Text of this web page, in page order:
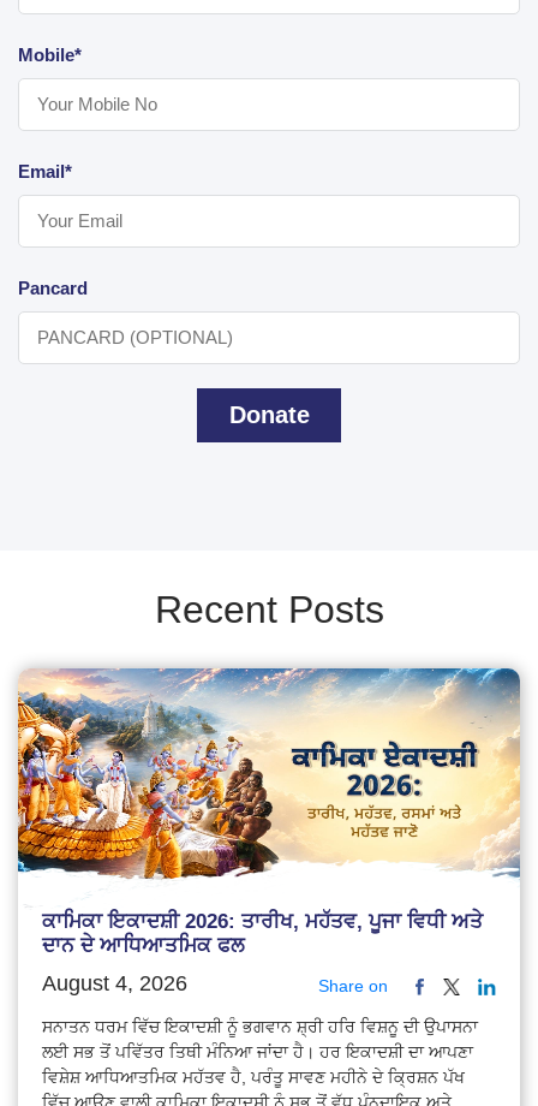
Mobile*
Email*
Pancard
Donate
Recent Posts
ਕਾਮਿਕਾ ਇਕਾਦਸ਼ੀ 2026: ਤਾਰੀਖ, ਮਹੱਤਵ, ਪੂਜਾ ਵਿਧੀ ਅਤੇ
ਦਾਨ ਦੇ ਆਧਿਆਤਮਿਕ ਫਲ
August 4, 2026 Share on
ਸਨਾਤਨ ਧਰਮ ਵਿੱਚ ਇਕਾਦਸ਼ੀ ਨੂੰ ਭਗਵਾਨ ਸ਼੍ਰੀ ਹਰਿ ਵਿਸ਼ਨੂ ਦੀ ਉਪਾਸਨਾ
ਲਈ ਸਭ ਤੋਂ ਪਵਿੱਤਰ ਤਿਥੀ ਮੰਨਿਆ ਜਾਂਦਾ ਹੈ। ਹਰ ਇਕਾਦਸ਼ੀ ਦਾ ਆਪਣਾ
ਵਿਸ਼ੇਸ਼ ਆਧਿਆਤਮਿਕ ਮਹੱਤਵ ਹੈ, ਪਰੰਤੂ ਸਾਵਣ ਮਹੀਨੇ ਦੇ ਕ੍ਰਿਸ਼ਨ ਪੱਖ